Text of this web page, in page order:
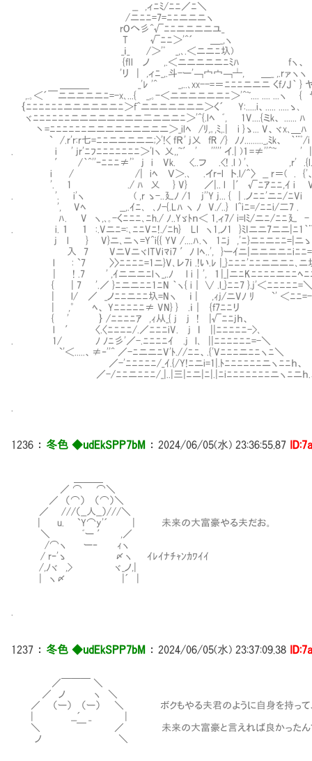
__ ,ィﾆﾐ/ﾆﾆ／ﾆ＼
/ニﾆﾆ=7=ﾆﾆニニニヽ
rOへ彡^√ﾆﾆニニニニユ_
T √ﾆﾆ＞'^´ ＿_,ヽ
_ｉ_ /＞'ﾟ _,､.＜ニニﾆ圦)
{fIl ノ ,.＜ニニニニニﾆﾐﾊ fヽ、
'リ | ,ィﾆ_,.斗-ー'￢宀宀￢┴, ＿_ ,.rァヽヽ
＿＿＿ _'ﾚ '^ _,..､xx--=＝ﾆﾆﾆニニニ くfﾉJ｀ } ヤ
,.｡＜´￣ニニニニニﾆ=-x､...{ _,｡-＜ニニニニニニﾆ＞'^~.... .... ...
｛ﾆﾆﾆﾆﾆﾆニニニニニニﾆ＞f^ニニニニニニニ＞く´ Y:.....i、.....
ヾﾆﾆﾆﾆﾆﾆニニニニニニニニ二ニニニﾆ＞'^{.lﾍ ﾞ, 1V....{ミk、 ...... ﾊ
丶=ﾆﾆﾆﾆﾆﾆニニニニニニニニニ＞_ilﾍ /ﾘ,｡,ﾐ,.| i }ゝ... V、
` /.r'r:r七=ﾆﾆニニニニニ;>'!< fＲ' j乂 fR /} ﾉﾉ........._,ﾐk、 ｀¨
. i ' jr'ﾆﾌﾆﾆﾆﾆﾆﾆﾆ＞'lヽ 乂,,~′ ' ''''' イ.| )１=≠''^~ ' |
′ /｀^''ｰﾆﾆﾆ≠'ﾟ j i Vk. <..フ .<! .l ) '､ ,r'
i / /| iﾍ Ｖ＞.､ .イrｰl ト.l/＾〉 __ r＝( . {'、 1 ､ 働
'. 1 ./ ﾊ 乂 } V} ／|.. l |′ √ﾆｱﾆﾆ,ｲ i
. '. i'ヽ ( ,r ゝ-..廴ﾉ /1 j''Y j... { | .ノﾆﾆ'ニﾆ/ﾆ
', Vﾍ __,.ｲﾆ､ ､ﾉ-{.Lﾊ ヽ ﾉ V./..} l^iﾆ=/ﾆﾆi/
ﾊ. V ヽ,､｡-くﾆﾆﾆ､ﾆh./ ﾉ..Yゞﾄｎ＜ 1,ィ7/ i=lﾐ/ニﾆ/ﾆﾆ
. i. １ １ :.Vニﾆ=:､ﾆﾆVﾆ!./ﾆh} Ll ヽ1,ノ1 }ﾐIニニ7ニニ|ﾆ1｀
j l } V}ニ､ニヽ=Y^i{{ YV /....ﾊ.ヽ 1ﾆj ,'ﾆ}ニﾆニﾆﾆ=|
入 7 VニVニヾlTViﾏi7 ′ﾉ lﾍ..', }ーｲニ|ニニニニﾆi
l : `7 〉〉ﾆﾆﾆﾆ=1ニ}V､レ7ｉ .!い.ﾚ |_}ﾆﾆﾆ'ﾆﾆニニニﾆ､
| ! .7 ' ,ｲニニニﾆlヽ_,.ﾉ l i｜', １|_|ニﾆKﾆﾆﾆﾆニﾆﾆﾍ
{ | 7 '.／ }ﾆニニﾆﾆ1ﾆN ｀ヽ{ i｜ ∨ .l_}ﾆﾆ7 }.j'＜ﾆﾆﾆﾆﾆ=＼
| l/ ／ _ノﾆﾆニﾆﾆ圦=Nヽ ｉ | ,ｨj/ニVﾉ ﾘ `' ＜ﾆﾆ=-‐
| ,゜ ﾍ、 Yﾆﾆﾆﾆﾆ≠ VN} } .ｉ｜ {f7ﾆﾆリ
{ ' ｝ /ﾆﾆﾆﾆｱ ,ｨ从_{ j j ! |√ﾆﾆjｈ、
l ′ 〈.〈ﾆﾆﾆﾆ/.／ﾆﾆﾆiV. j Ｉ ||ﾆﾆﾆﾆﾆ->､
. 1/ ﾉ ﾉﾆ彡'／-.ﾆﾆﾆﾆｲ .j l､ ||ﾆﾆﾆﾆﾆﾆ=-＼
`'＜.....、≠‐''^ ／-ﾆニニﾆV'ﾄ.//ﾆﾆ、.{'Vﾆﾆﾆニﾆﾆヽﾆ＼
／-'ﾆﾆﾆﾆﾆ/_ｲ.{/Y!ﾆニi=1|.ﾄﾆﾆﾆﾆﾆﾆニヽﾆﾆｈ、
／-/ﾆﾆニﾆﾆﾆ/_|..|三|ﾆニ|ﾆ|.|ﾆiﾆﾆﾆﾆﾆﾆﾆニヽﾆニｈ.
1236 ： 冬色 ◆udEkSPP7bM ： 2024/06/05(水) 23:36:55.87
／ ⌒ ⌒＼
／ （⌒） （⌒）＼
／ ///（__人__）///＼
| u. `Y⌒y'´ | 未来の大富豪やる夫だお。
＼ ﾞー ′ ,／
/⌒ヽ ー‐ ｨヽ
/ rｰ'ゝ 〆ヽ ｲﾚｲﾅﾁｬﾝｶﾜｲｲ
/,ﾉヾ ,> ヾ_ノ,|
| ヽ〆 |´ |
1237 ： 冬色 ◆udEkSPP7bM ： 2024/06/05(水) 23:37:09.38
／￣￣￣ ＼
／ ノ ヽ ＼
／ （ー） （ー） ＼ ボクもやる夫君のように自身を持って
| __´ _ |
＼ ￣ ／ 未来の大富豪と言えれば良かったん
ノ ＼